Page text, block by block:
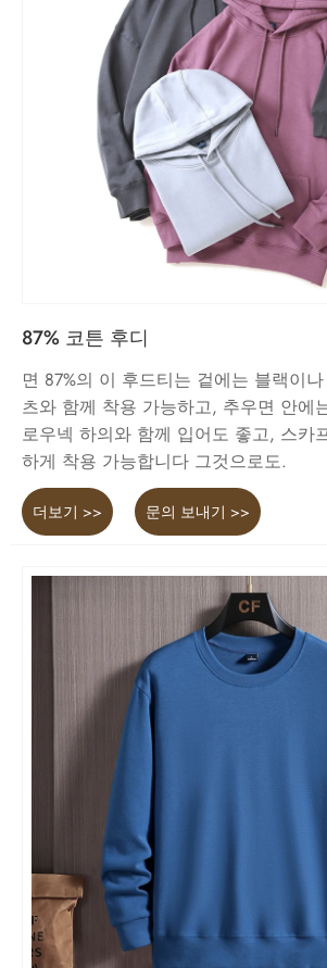
87% 코튼 후디
면 87%의 이 후드티는 겉에는 블랙이
츠와 함께 착용 가능하고, 추우면 안에
로우넥 하의와 함께 입어도 좋고, 스카
하게 착용 가능합니다 그것으로도.
더보기 >> 문의 보내기 >>